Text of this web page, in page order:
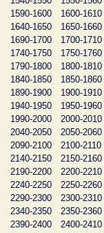
1590-1600
1600-1610
1640-1650
1650-1660
1690-1700
1700-1710
1740-1750
1750-1760
1790-1800
1800-1810
1840-1850
1850-1860
1890-1900
1900-1910
1940-1950
1950-1960
1990-2000
2000-2010
2040-2050
2050-2060
2090-2100
2100-2110
2140-2150
2150-2160
2190-2200
2200-2210
2240-2250
2250-2260
2290-2300
2300-2310
2340-2350
2350-2360
2390-2400
2400-2410